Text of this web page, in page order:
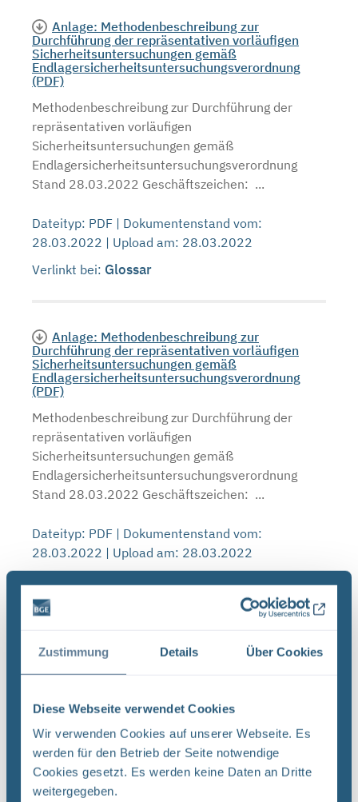
Zustimmung Details Über Cookies
Diese Webseite verwendet Cookies
Wir verwenden Cookies auf unserer Webseite. Es
werden für den Betrieb der Seite notwendige
Cookies gesetzt. Es werden keine Daten an Dritte
weitergegeben.
Anlage: Methodenbeschreibung zur
Durchführung der repräsentativen vorläufigen
Sicherheitsuntersuchungen gemäß
Endlagersicherheitsuntersuchungsverordnung
(PDF)
Methodenbeschreibung zur Durchführung der
repräsentativen vorläufigen
Sicherheitsuntersuchungen gemäß
Endlagersicherheitsuntersuchungsverordnung
Stand 28.03.2022 Geschäftszeichen: ...
Dateityp: PDF | Dokumentenstand vom:
28.03.2022 | Upload am: 28.03.2022
Verlinkt bei: Glossar
Anlage: Methodenbeschreibung zur
Durchführung der repräsentativen vorläufigen
Sicherheitsuntersuchungen gemäß
Endlagersicherheitsuntersuchungsverordnung
(PDF)
Methodenbeschreibung zur Durchführung der
repräsentativen vorläufigen
Sicherheitsuntersuchungen gemäß
Endlagersicherheitsuntersuchungsverordnung
Stand 28.03.2022 Geschäftszeichen: ...
Dateityp: PDF | Dokumentenstand vom:
28.03.2022 | Upload am: 28.03.2022
Anlage: Methodenbeschreibung zur
Durchführung der repräsentativen vorläufigen
Sicherheitsuntersuchungen gemäß
(PDF)
Methodenbeschreibung zur Durchführung der
repräsentativen vorläufigen
Sicherheitsuntersuchungen gemäß
Endlagersicherheitsuntersuchungsverordnung